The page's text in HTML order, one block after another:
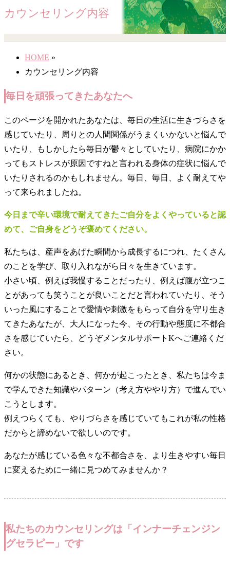
カウンセリング内容
HOME »
カウンセリング内容
毎日を頑張ってきたあなたへ
このページを開かれたあなたは、毎日の生活に生きづらさを
感じていたり、周りとの人間関係がうまくいかないと悩んで
いたり、もしかしたら毎日が鬱々としていたり、病院にかか
ってもストレスが原因ですねと言われる身体の症状に悩んで
いたりされるのかもしれません。毎日、毎日、よく耐えてや
って来られましたね。
今日まで辛い環境で耐えてきたご自分をよくやっていると認
めて、ご自身をどうぞ褒めてください。
私たちは、産声をあげた瞬間から成長するにつれ、たくさん
のことを学び、取り入れながら日々を生きています。
小さい頃、例えば我慢することだったり、例えば腹が立つこ
とがあっても笑うことが良いことだと言われていたり、そう
いった風にすることで愛情や刺激をもらって自分を守り生き
てきたあなたが、大人になった今、その行動や態度に不都合
さを感じていたら、どうぞメンタルサポートKへご連絡くだ
さい。
何かの状態にあるとき、何かが起こったとき、私たちは今ま
で学んできた知識やパターン（考え方ややり方）で進んでい
こうとします。
例えつらくても、やりづらさを感じていてもこれが私の性格
だからと諦めないで欲しいのです。
あなたが感じている色々な不都合さを、より生きやすい毎日
に変えるために一緒に見つめてみませんか？
私たちのカウンセリングは「インナーチェンジン
グセラピー」です